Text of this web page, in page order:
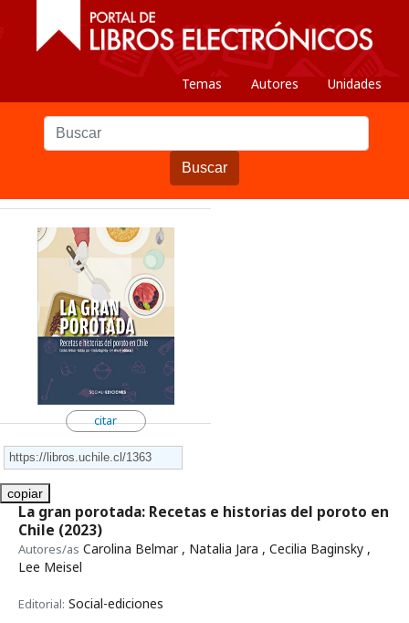
Temas Autores Unidades
Buscar
citar
copiar
La gran porotada: Recetas e historias del poroto en
Chile (2023)
Autores/as Carolina Belmar , Natalia Jara , Cecilia Baginsky ,
Lee Meisel
Editorial: Social-ediciones